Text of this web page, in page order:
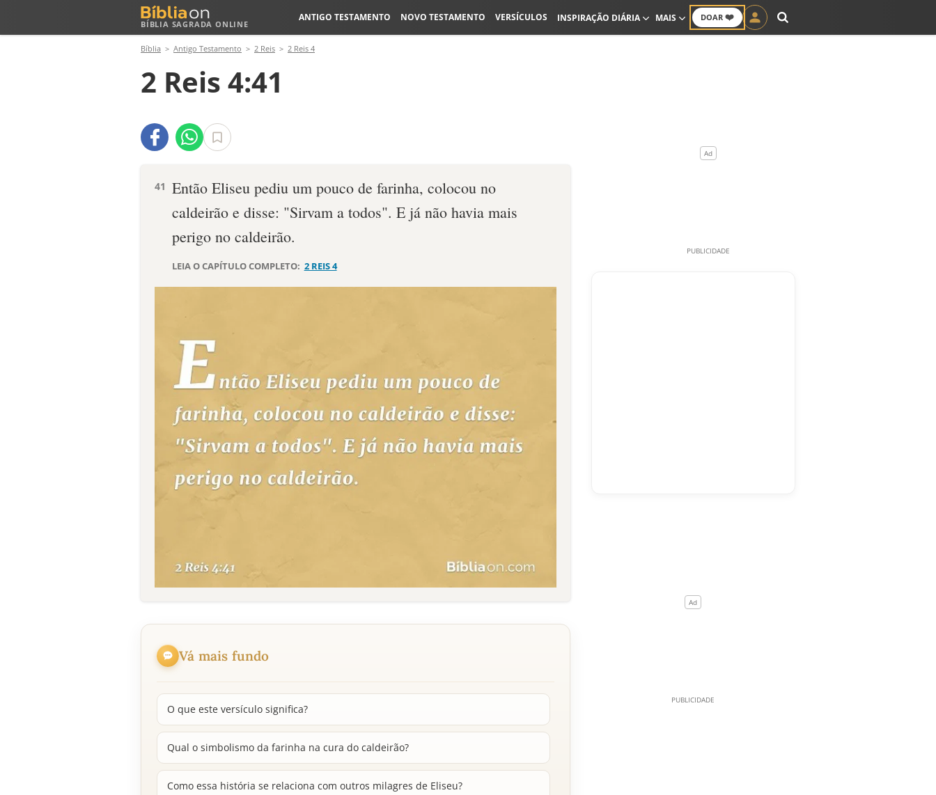
BÍBLIA SAGRADA ONLINE
DOAR ❤️
ANTIGO TESTAMENTO NOVO TESTAMENTO VERSÍCULOS INSPIRAÇÃO DIÁRIA MAIS
Bíblia Antigo Testamento 2 Reis 2 Reis 4
2 Reis 4:41
41 Então Eliseu pediu um pouco de farinha, colocou no
caldeirão e disse: "Sirvam a todos". E já não havia mais
perigo no caldeirão.
LEIA O CAPÍTULO COMPLETO: 2 REIS 4
Vá mais fundo
O que este versículo significa?
Qual o simbolismo da farinha na cura do caldeirão?
Como essa história se relaciona com outros milagres de Eliseu?